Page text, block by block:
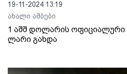
19-11-2024 13:19
ახალი ამბები
1 აშშ დოლარის ოფიციალური
ლარი გახდა